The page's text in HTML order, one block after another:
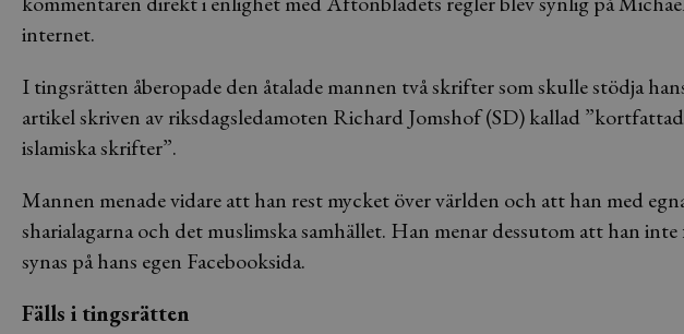
internet.
I tingsrätten åberopade den åtalade mannen två skrifter som skulle stödja
artikel skriven av riksdagsledamoten Richard Jomshof (SD) kallad
islamiska skrifter”.
Mannen menade vidare att han rest mycket över världen och att han med
sharialagarna och det muslimska samhället. Han menar dessutom att han
synas på hans egen Facebooksida.
Fälls i tingsrätten